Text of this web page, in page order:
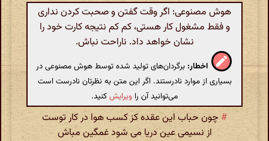
هوش مصنوعی: اگر وقت گفتن و صحبت کردن نداری
و فقط مشغول کار هستی، کم کم نتیجه کارت خود را
نشان خواهد داد. ناراحت نباش.
اخطار: برگردان‌های تولید شده توسط هوش مصنوعی در
بسیاری از موارد نادرستند. اگر این متن به نظرتان نادرست است
می‌توانید آن را ویرایشکنید.
# چون حباب این عقده کز کسب هوا در کار توست
از نسیمی عین دریا می شود غمگین مباش